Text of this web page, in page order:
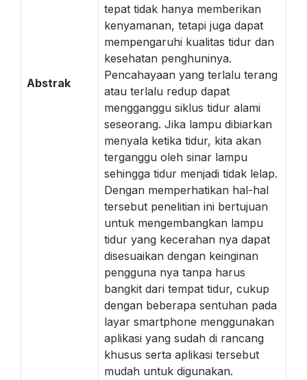
Abstrak
tepat tidak hanya memberikan
kenyamanan, tetapi juga dapat
mempengaruhi kualitas tidur dan
kesehatan penghuninya.
Pencahayaan yang terlalu terang
atau terlalu redup dapat
mengganggu siklus tidur alami
seseorang. Jika lampu dibiarkan
menyala ketika tidur, kita akan
terganggu oleh sinar lampu
sehingga tidur menjadi tidak lelap.
Dengan memperhatikan hal-hal
tersebut penelitian ini bertujuan
untuk mengembangkan lampu
tidur yang kecerahan nya dapat
disesuaikan dengan keinginan
pengguna nya tanpa harus
bangkit dari tempat tidur, cukup
dengan beberapa sentuhan pada
layar smartphone menggunakan
aplikasi yang sudah di rancang
khusus serta aplikasi tersebut
mudah untuk digunakan.